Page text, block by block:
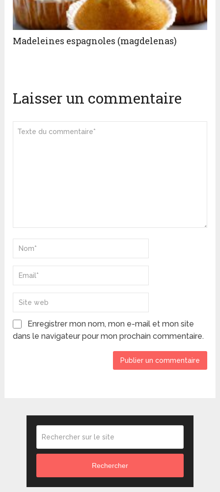
Madeleines espagnoles (magdelenas)
Laisser un commentaire
Enregistrer mon nom, mon e-mail et mon site
dans le navigateur pour mon prochain commentaire.
Rechercher